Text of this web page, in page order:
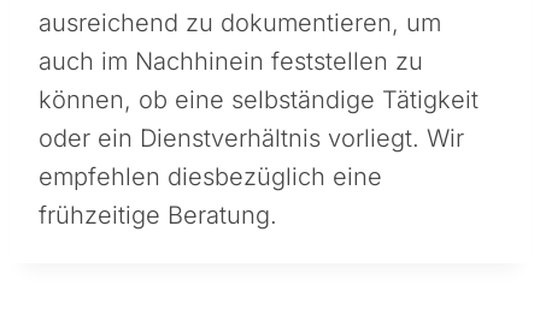
ausreichend zu dokumentieren, um
auch im Nachhinein feststellen zu
können, ob eine selbständige Tätigkeit
oder ein Dienstverhältnis vorliegt. Wir
empfehlen diesbezüglich eine
frühzeitige Beratung.